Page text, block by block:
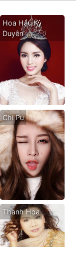
Hoa Hậu Kỳ
Duyên
Chi Pu
Thanh Hoa